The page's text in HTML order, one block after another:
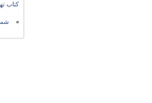
کتاب
شماره ۲۲